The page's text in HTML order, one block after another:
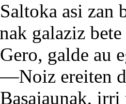
asi zan
galaziz
galde au
ereiten
irri